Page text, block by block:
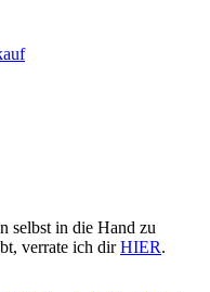
selbst in die Hand zu
verrate ich dirHIER.